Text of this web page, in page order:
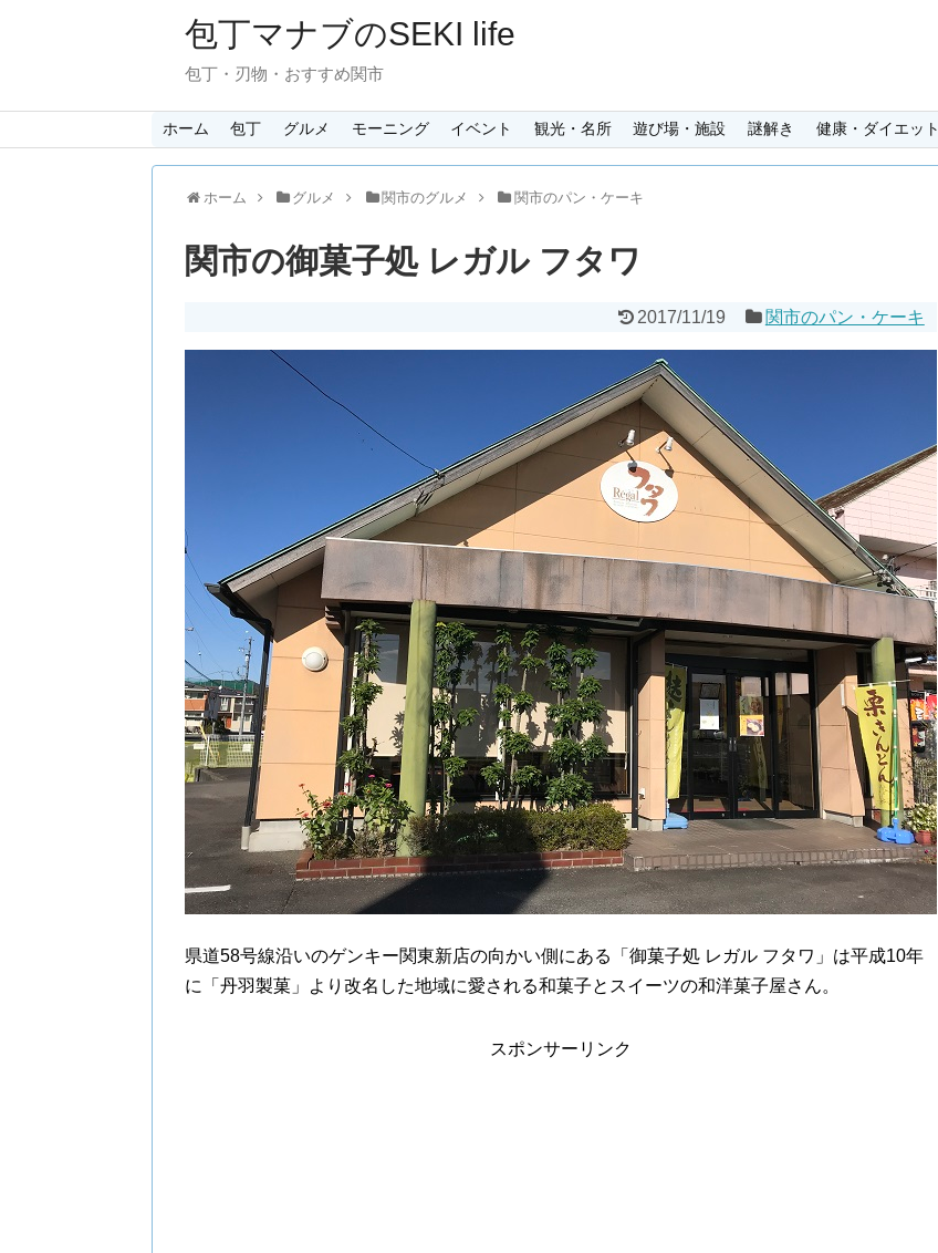
包丁マナブのSEKI life
包丁・刃物・おすすめ関市
ホーム 包丁 グルメ モーニング イベント 観光・名所 遊び場・施設 謎解き 健康・ダイエット
ホーム グルメ 関市のグルメ 関市のパン・ケーキ
関市の御菓子処 レガル フタワ
2017/11/19 関市のパン・ケーキ
県道58号線沿いのゲンキー関東新店の向かい側にある「御菓子処 レガル フタワ」は平成10年
に「丹羽製菓」より改名した地域に愛される和菓子とスイーツの和洋菓子屋さん。
スポンサーリンク